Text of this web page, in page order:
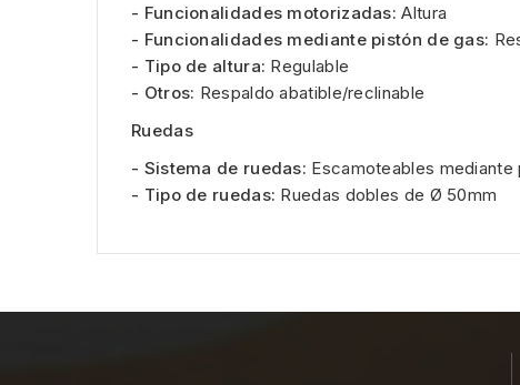
- Funcionalidades motorizadas: Altura
- Funcionalidades mediante pistón de gas:
- Tipo de altura: Regulable
- Otros: Respaldo abatible/reclinable
Ruedas
- Sistema de ruedas: Escamoteables mediante
- Tipo de ruedas: Ruedas dobles de Ø 50mm